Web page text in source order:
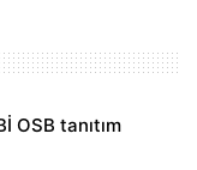
OSB tanıtım